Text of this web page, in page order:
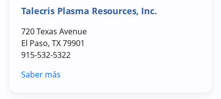
Talecris Plasma Resources, Inc.
720 Texas Avenue
El Paso, TX 79901
915-532-5322
Saber más